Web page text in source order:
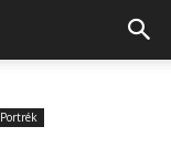
Portrék